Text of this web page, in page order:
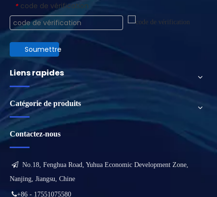
* code de vérification
Soumettre
Liens rapides
Catégorie de produits
Contactez-nous
 No.18, Fenghua Road, Yuhua Economic Development Zone,
Nanjing, Jiangsu, Chine
+86 - 17551075580